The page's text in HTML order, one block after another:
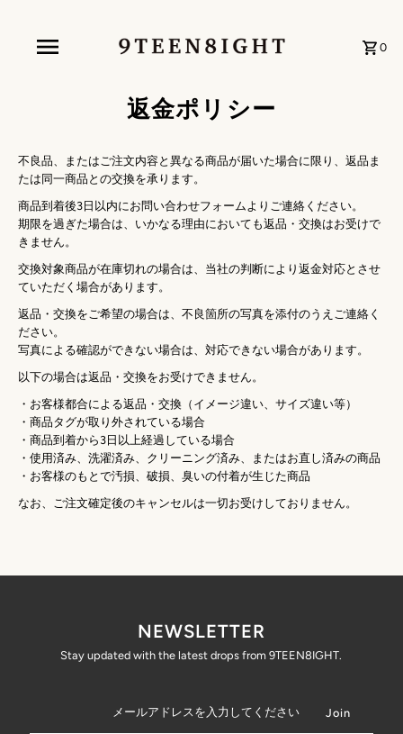
0
返金ポリシー
不良品、またはご注文内容と異なる商品が届いた場合に限り、返品ま
たは同一商品との交換を承ります。
商品到着後3日以内にお問い合わせフォームよりご連絡ください。
期限を過ぎた場合は、いかなる理由においても返品・交換はお受けで
きません。
交換対象商品が在庫切れの場合は、当社の判断により返金対応とさせ
ていただく場合があります。
返品・交換をご希望の場合は、不良箇所の写真を添付のうえご連絡く
ださい。
写真による確認ができない場合は、対応できない場合があります。
以下の場合は返品・交換をお受けできません。
・お客様都合による返品・交換（イメージ違い、サイズ違い等）
・商品タグが取り外されている場合
・商品到着から3日以上経過している場合
・使用済み、洗濯済み、クリーニング済み、またはお直し済みの商品
・お客様のもとで汚損、破損、臭いの付着が生じた商品
なお、ご注文確定後のキャンセルは一切お受けしておりません。
NEWSLETTER
Stay updated with the latest drops from 9TEEN8IGHT.